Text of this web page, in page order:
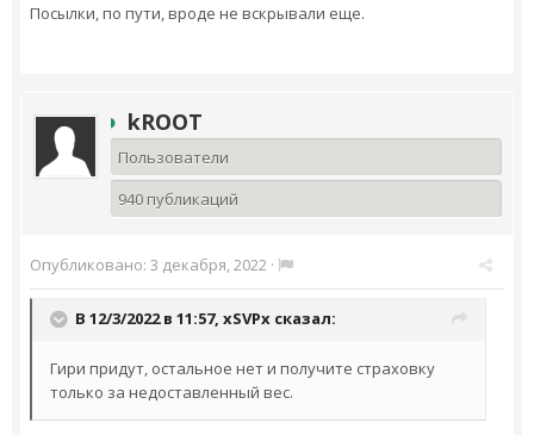
Посылки, по пути, вроде не вскрывали еще.
kROOT
Пользователи
940 публикаций
Опубликовано: 3 декабря, 2022 ·
В 12/3/2022 в 11:57, xSVPx сказал:
Гири придут, остальное нет и получите страховку
только за недоставленный вес.